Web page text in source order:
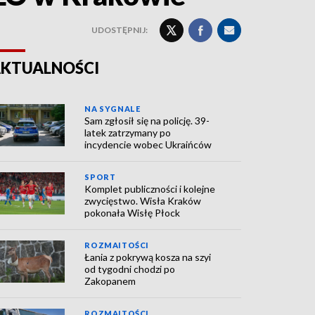
UDOSTĘPNIJ:
NA SYGNALE
Sam zgłosił się na policję. 39-
latek zatrzymany po
incydencie wobec Ukraińców
SPORT
Komplet publiczności i kolejne
zwycięstwo. Wisła Kraków
pokonała Wisłę Płock
ROZMAITOŚCI
Łania z pokrywą kosza na szyi
od tygodni chodzi po
Zakopanem